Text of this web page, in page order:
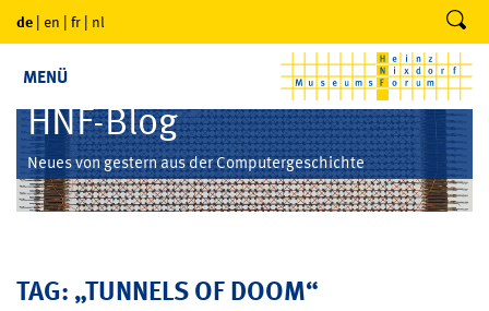
de | en | fr | nl
MENÜ
HNF-Blog
Neues von gestern aus der Computergeschichte
TAG: „TUNNELS OF DOOM“